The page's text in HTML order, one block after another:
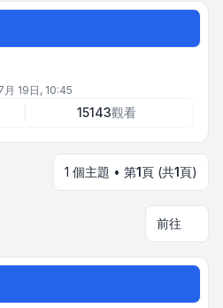
19日, 10:45
15143觀看
1 個主題 • 第1頁 (共1頁)
前往